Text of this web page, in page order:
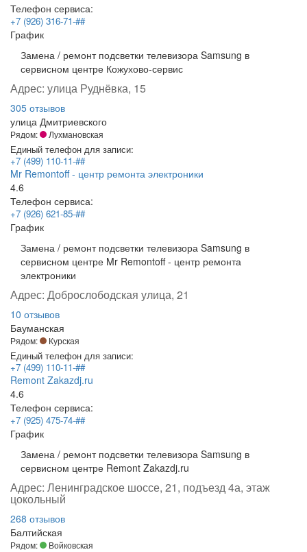
Телефон сервиса:
+7 (926) 316-71-##
График
Замена / ремонт подсветки телевизора Samsung в
сервисном центре Кожухово-сервис
Адрес: улица Руднёвка, 15
305 отзывов
улица Дмитриевского
Рядом: Лухмановская
Единый телефон для записи:
+7 (499) 110-11-##
Mr Remontoff - центр ремонта электроники
4.6
Телефон сервиса:
+7 (926) 621-85-##
График
Замена / ремонт подсветки телевизора Samsung в
сервисном центре Mr Remontoff - центр ремонта
электроники
Адрес: Доброслободская улица, 21
10 отзывов
Бауманская
Рядом: Курская
Единый телефон для записи:
+7 (499) 110-11-##
Remont Zakazdj.ru
4.6
Телефон сервиса:
+7 (925) 475-74-##
График
Замена / ремонт подсветки телевизора Samsung в
сервисном центре Remont Zakazdj.ru
Адрес: Ленинградское шоссе, 21, подъезд 4а, этаж
цокольный
268 отзывов
Балтийская
Рядом: Войковская